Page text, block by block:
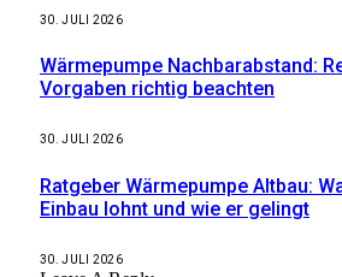
30. JULI 2026
Wärmepumpe Nachbarabstand:
Vorgaben richtig beachten
30. JULI 2026
Ratgeber Wärmepumpe Altbau:
Einbau lohnt und wie er gelingt
30. JULI 2026